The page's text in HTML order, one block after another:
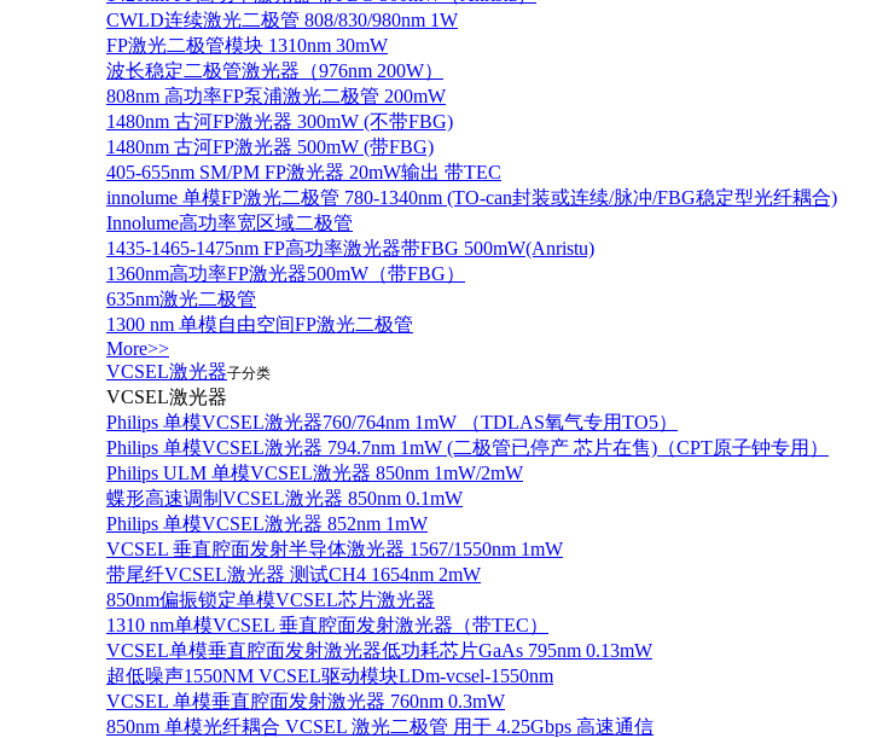
CWLD连续激光二极管 808/830/980nm 1W
FP激光二极管模块 1310nm 30mW
波长稳定二极管激光器（976nm 200W）
808nm 高功率FP泵浦激光二极管 200mW
1480nm 古河FP激光器 300mW (不带FBG)
1480nm 古河FP激光器 500mW (带FBG)
405-655nm SM/PM FP激光器 20mW输出 带TEC
innolume 单模FP激光二极管 780-1340nm (TO-can封装或连续/脉冲/FBG稳定型光纤耦合)
Innolume高功率宽区域二极管
1435-1465-1475nm FP高功率激光器带FBG 500mW(Anristu)
1360nm高功率FP激光器500mW（带FBG）
635nm激光二极管
1300 nm 单模自由空间FP激光二极管
More>>
VCSEL激光器子分类
VCSEL激光器
Philips 单模VCSEL激光器760/764nm 1mW （TDLAS氧气专用TO5）
Philips 单模VCSEL激光器 794.7nm 1mW (二极管已停产 芯片在售)（CPT原子钟专用）
Philips ULM 单模VCSEL激光器 850nm 1mW/2mW
蝶形高速调制VCSEL激光器 850nm 0.1mW
Philips 单模VCSEL激光器 852nm 1mW
VCSEL 垂直腔面发射半导体激光器 1567/1550nm 1mW
带尾纤VCSEL激光器 测试CH4 1654nm 2mW
850nm偏振锁定单模VCSEL芯片激光器
1310 nm单模VCSEL 垂直腔面发射激光器（带TEC）
VCSEL单模垂直腔面发射激光器低功耗芯片GaAs 795nm 0.13mW
超低噪声1550NM VCSEL驱动模块LDm-vcsel-1550nm
VCSEL 单模垂直腔面发射激光器 760nm 0.3mW
850nm 单模光纤耦合 VCSEL 激光二极管 用于 4.25Gbps 高速通信